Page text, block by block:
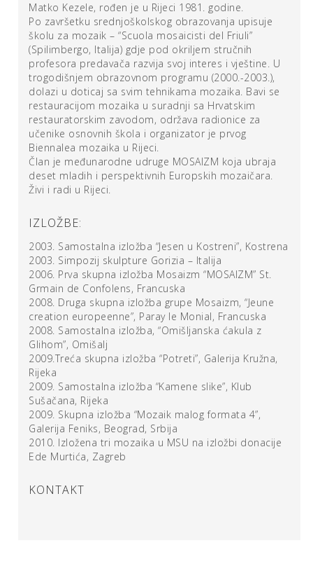
Matko Kezele, rođen je u Rijeci 1981. godine.
Po završetku srednjoškolskog obrazovanja upisuje
školu za mozaik – “Scuola mosaicisti del Friuli”
(Spilimbergo, Italija) gdje pod okriljem stručnih
profesora predavača razvija svoj interes i vještine. U
trogodišnjem obrazovnom programu (2000.-2003.),
dolazi u doticaj sa svim tehnikama mozaika. Bavi se
restauracijom mozaika u suradnji sa Hrvatskim
restauratorskim zavodom, održava radionice za
učenike osnovnih škola i organizator je prvog
Biennalea mozaika u Rijeci.
Član je međunarodne udruge MOSAIZM koja ubraja
deset mladih i perspektivnih Europskih mozaičara.
Živi i radi u Rijeci.
IZLOŽBE:
2003. Samostalna izložba “Jesen u Kostreni”, Kostrena
2003. Simpozij skulpture Gorizia – Italija
2006. Prva skupna izložba Mosaizm “MOSAIZM” St.
Grmain de Confolens, Francuska
2008. Druga skupna izložba grupe Mosaizm, “Jeune
creation europeenne”, Paray le Monial, Francuska
2008. Samostalna izložba, “Omišljanska ćakula z
Glihom”, Omišalj
2009.Treća skupna izložba “Potreti”, Galerija Kružna,
Rijeka
2009. Samostalna izložba “Kamene slike”, Klub
Sušačana, Rijeka
2009. Skupna izložba “Mozaik malog formata 4”,
Galerija Feniks, Beograd, Srbija
2010. Izložena tri mozaika u MSU na izložbi donacije
Ede Murtića, Zagreb
KONTAKT